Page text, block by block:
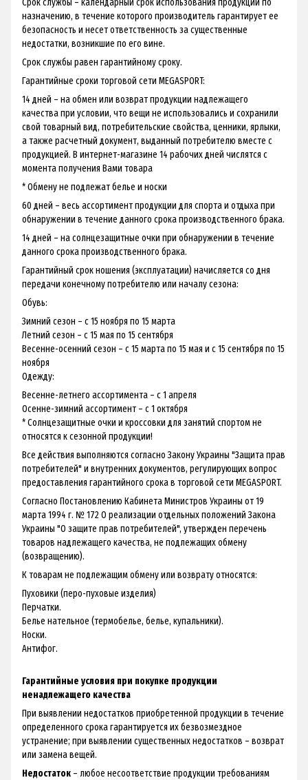
назначению, в течение которого производитель гарантирует ее
безопасность и несет ответственность за существенные
недостатки, возникшие по его вине.
Срок службы равен гарантийному сроку.
Гарантийные сроки торговой сети MEGASPORT:
14 дней – на обмен или возврат продукции надлежащего
качества при условии, что вещи не использовались и сохранили
свой товарный вид, потребительские свойства, ценники, ярлыки,
а также расчетный документ, выданный потребителю вместе с
продукцией. В интернет-магазине 14 рабочих дней числятся с
момента получения Вами товара
* Обмену не подлежат белье и носки
60 дней – весь ассортимент продукции для спорта и отдыха при
обнаружении в течение данного срока производственного брака.
14 дней – на солнцезащитные очки при обнаружении в течение
данного срока производственного брака.
Гарантийный срок ношения (эксплуатации) начисляется со дня
передачи конечному потребителю или началу сезона:
Обувь:
Зимний сезон – с 15 ноября по 15 марта
Летний сезон – с 15 мая по 15 сентября
Весенне-осенний сезон – с 15 марта по 15 мая и с 15 сентября по 15
ноября
Одежду:
Весенне-летнего ассортимента – с 1 апреля
Осенне-зимний ассортимент – с 1 октября
* Солнцезащитные очки и кроссовки для занятий спортом не
относятся к сезонной продукции!
Все действия выполняются согласно Закону Украины "Защита прав
потребителей" и внутренних документов, регулирующих вопрос
предоставления гарантийного срока в торговой сети MEGASPORT.
Согласно Постановлению Кабинета Министров Украины от 19
марта 1994 г. № 172 О реализации отдельных положений Закона
Украины "О защите прав потребителей", утвержден перечень
товаров надлежащего качества, не подлежащих обмену
(возвращению).
К товарам не подлежащим обмену или возврату относятся:
Пуховики (перо-пуховые изделия)
Перчатки.
Белье нательное (термобелье, белье, купальники).
Носки.
Антифог.
Гарантийные условия при покупке продукции
ненадлежащего качества
При выявлении недостатков приобретенной продукции в течение
определенного срока гарантируется их безвозмездное
устранение; при выявлении существенных недостатков – возврат
или замена вещей.
Недостаток – любое несоответствие продукции требованиям